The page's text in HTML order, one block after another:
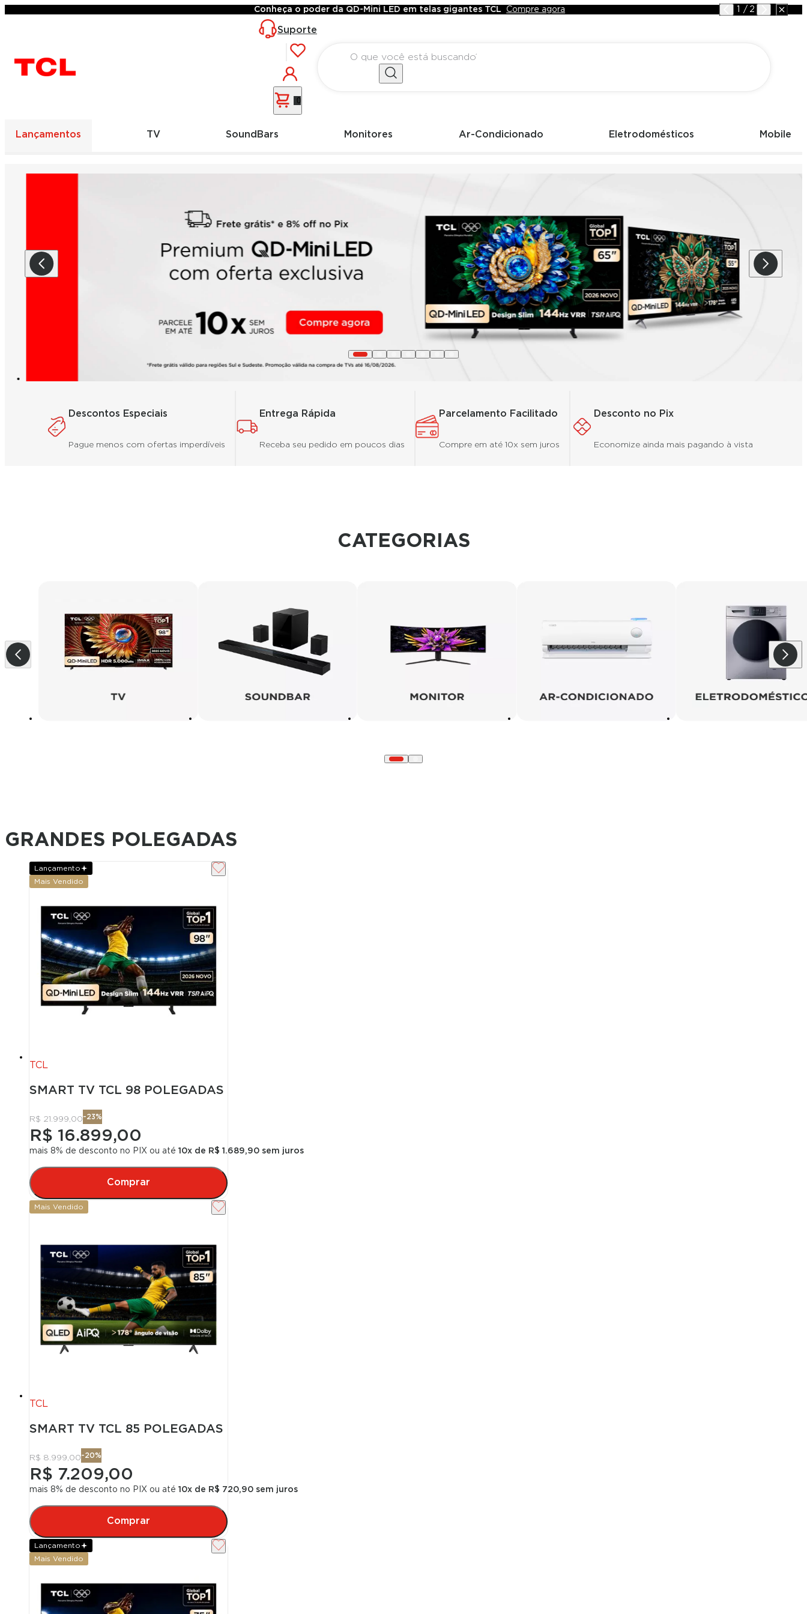
Conheça o poder da QD-Mini LED em telas gigantes TCL Compre agora / 2
Suporte
0
Lançamentos TV SoundBars Monitores Ar-Condicionado Eletrodomésticos Mobile
Descontos Especiais
Pague menos com ofertas imperdíveis
Entrega Rápida
Receba seu pedido em poucos dias
Parcelamento Facilitado
Compre em até 10x sem juros
Desconto no Pix
Economize ainda mais pagando à vista
CATEGORIAS
GRANDES POLEGADAS
Lançamento
Mais Vendido
TCL
SMART TV TCL 98 POLEGADAS QLED MINI LED 4K A400M WIFI BLUETOOTH GOOGLE TV HDR10+ 144 HZ VRR 98A400M
R$ 21.999,00-23%
R$ 16.899,00
mais 8% de desconto no PIX ou até 10x de R$ 1.689,90 sem juros
Comprar
Mais Vendido
TCL
SMART TV TCL 85 POLEGADAS QLED 4K P7K WIFI BLUETOOTH GOOGLE TV HDR10+ DOLBY ATMOS DOLBY VISION 85P7K
R$ 8.999,00-20%
R$ 7.209,00
mais 8% de desconto no PIX ou até 10x de R$ 720,90 sem juros
Comprar
Lançamento
Mais Vendido